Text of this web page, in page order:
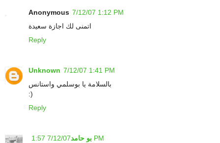
Anonymous 7/12/07 1:12 PM
اتمنى لك اجازة سعيدة
Reply
Unknown 7/12/07 1:41 PM
بالسلامة يا بوسلمي واستانس
:)
Reply
بو حامد 7/12/07 1:57 PM